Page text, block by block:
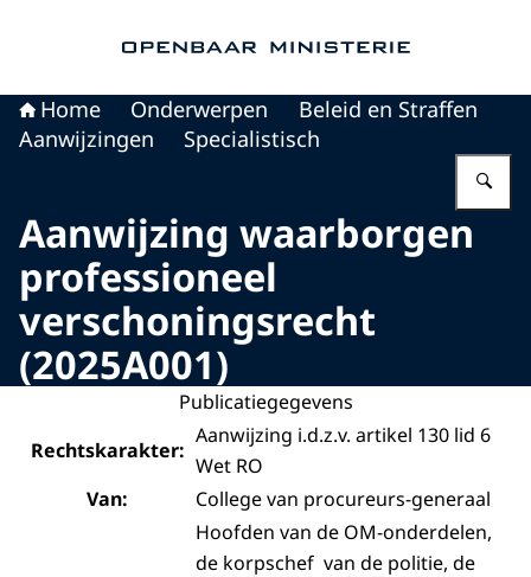
Home Onderwerpen
Beleid en Straffen
Aanwijzingen
Specialistisch
Aanwijzing waarborgen
professioneel
verschoningsrecht
(2025A001)
Publicatiegegevens
Rechtskarakter:
Aanwijzing i.d.z.v. artikel 130 lid 6
Wet RO
Van:
College van procureurs-generaal
Hoofden van de OM-onderdelen,
de korpschef van de politie, de